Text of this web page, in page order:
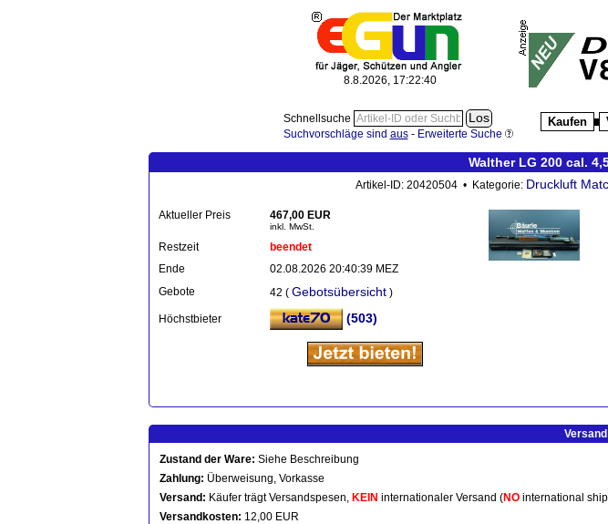
8.8.2026, 17:22:42
Schnellsuche
Suchvorschläge sind aus- Erweiterte Suche
Kaufen
Walther LG 200 cal.
Artikel-ID: 20420504 • Kategorie: Druckluft
Aktueller Preis 467,00 EUR
inkl. MwSt.
Restzeit
beendet
Ende
02.08.2026 20:40:39 MEZ
Gebote
42 ( Gebotsübersicht )
Höchstbieter (503)
Zustand der Ware: Siehe Beschreibung
Zahlung: Überweisung, Vorkasse
Versand: Käufer trägt Versandspesen, KEIN internationaler Versand (NO international
Versandkosten: 12,00 EUR